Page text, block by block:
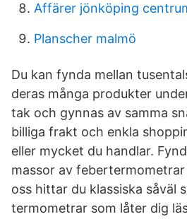
Affärer jönköping
Planscher malmö
Du kan fynda mellan
deras många produkter
tak och gynnas av samma
billiga frakt och enkla
eller mycket du handlar.
massor av
oss hittar du klassiska såväl
termometrar som låter dig